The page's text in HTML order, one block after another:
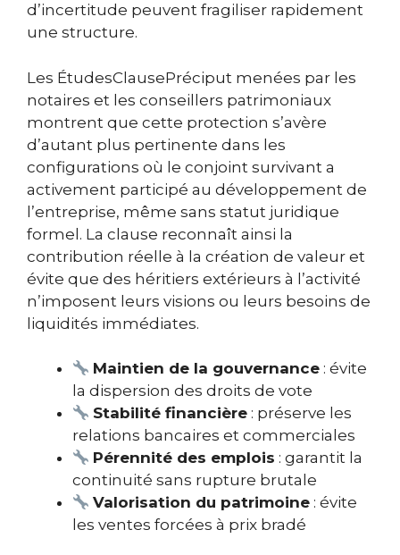
d’incertitude peuvent fragiliser rapidement
une structure.
Les ÉtudesClausePréciput menées par les
notaires et les conseillers patrimoniaux
montrent que cette protection s’avère
d’autant plus pertinente dans les
configurations où le conjoint survivant a
activement participé au développement de
l’entreprise, même sans statut juridique
formel. La clause reconnaît ainsi la
contribution réelle à la création de valeur et
évite que des héritiers extérieurs à l’activité
n’imposent leurs visions ou leurs besoins de
liquidités immédiates.
Maintien de la gouvernance : évite
la dispersion des droits de vote
Stabilité financière : préserve les
relations bancaires et commerciales
Pérennité des emplois : garantit la
continuité sans rupture brutale
Valorisation du patrimoine : évite
les ventes forcées à prix bradé